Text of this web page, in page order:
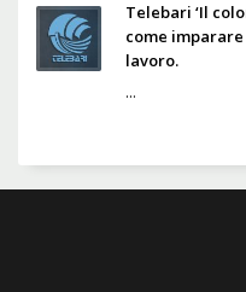
Telebari ‘Il
come
lavoro.
...